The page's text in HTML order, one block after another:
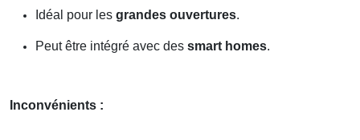
Idéal pour les grandes ouvertures.
Peut être intégré avec des smart homes.
Inconvénients :